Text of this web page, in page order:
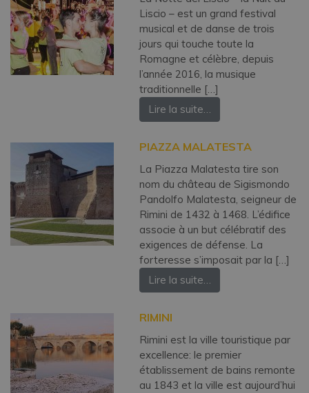
Liscio – est un grand festival
musical et de danse de trois
jours qui touche toute la
Romagne et célèbre, depuis
l’année 2016, la musique
traditionnelle […]
Lire la suite…
PIAZZA MALATESTA
La Piazza Malatesta tire son
nom du château de Sigismondo
Pandolfo Malatesta, seigneur de
Rimini de 1432 à 1468. L’édifice
associe à un but célébratif des
exigences de défense. La
forteresse s’imposait par la […]
Lire la suite…
RIMINI
Rimini est la ville touristique par
excellence: le premier
établissement de bains remonte
au 1843 et la ville est aujourd’hui